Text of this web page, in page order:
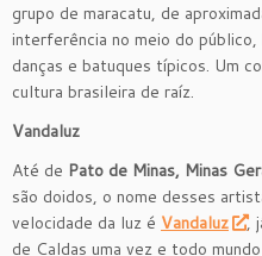
grupo de maracatu, de
interferência no meio do
danças e batuques típicos. Um
cultura brasileira de raíz.
Vandaluz
Até de Pato de Minas, Minas
são doidos, o nome desses
velocidade da luz é Vandaluz
,
de Caldas uma vez e todo